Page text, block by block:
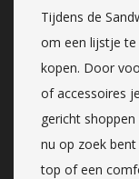
Tijdens de
om een lijstje
kopen. Door
of accessoires
gericht
nu op zoek
top of een